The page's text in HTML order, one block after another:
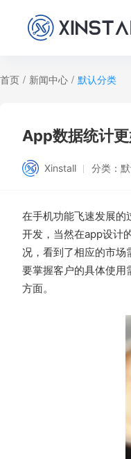
首页 / 新闻中心 / 默认分类
App数据统计
Xinstall 分类：
在手机功能飞速发展的
开发，当然在app设计
况，看到了相应的市场
要掌握客户的具体使用
方面。